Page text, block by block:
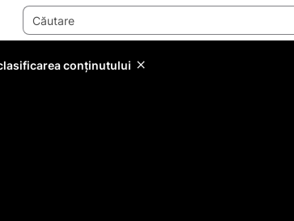
conținutului